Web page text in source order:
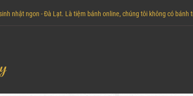
nhật ngon - Đà Lạt. Là tiệm bánh online, chúng tôi không có